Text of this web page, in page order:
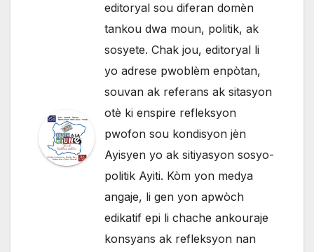
editoryal sou diferan domèn
tankou dwa moun, politik, ak
sosyete. Chak jou, editoryal li
yo adrese pwoblèm enpòtan,
souvan ak referans ak sitasyon
otè ki enspire refleksyon
pwofon sou kondisyon jèn
Ayisyen yo ak sitiyasyon sosyo-
politik Ayiti. Kòm yon medya
angaje, li gen yon apwòch
edikatif epi li chache ankouraje
konsyans ak refleksyon nan